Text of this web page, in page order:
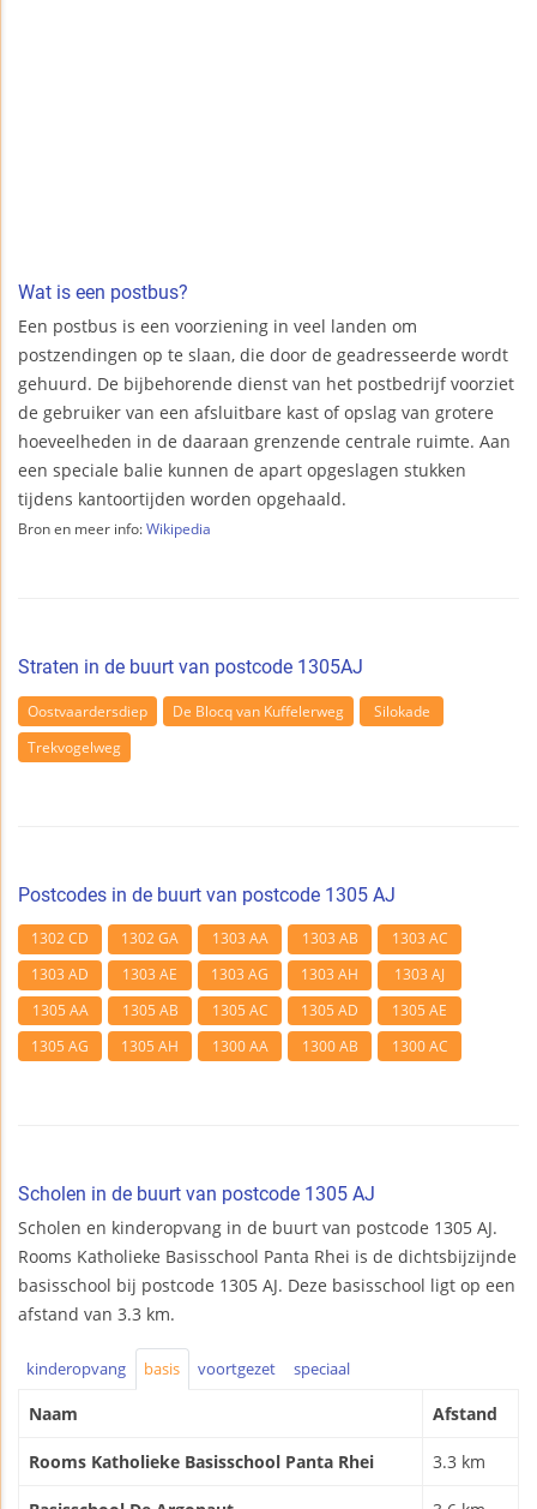
Wat is een postbus?
Een postbus is een voorziening in veel landen om
postzendingen op te slaan, die door de geadresseerde wordt
gehuurd. De bijbehorende dienst van het postbedrijf voorziet
de gebruiker van een afsluitbare kast of opslag van grotere
hoeveelheden in de daaraan grenzende centrale ruimte. Aan
een speciale balie kunnen de apart opgeslagen stukken
tijdens kantoortijden worden opgehaald.
Bron en meer info: Wikipedia
Straten in de buurt van postcode 1305AJ
Oostvaardersdiep De Blocq van Kuffelerweg
Silokade
Trekvogelweg
Postcodes in de buurt van postcode 1305 AJ
1302 CD 1302 GA 1303 AA 1303 AB
1303 AC
1303 AD
1303 AE 1303 AG 1303 AH
1303 AJ
1305 AA
1305 AB 1305 AC 1305 AD
1305 AE
1305 AG
1305 AH 1300 AA 1300 AB 1300 AC
Scholen in de buurt van postcode 1305 AJ
Scholen en kinderopvang in de buurt van postcode 1305 AJ.
Rooms Katholieke Basisschool Panta Rhei is de dichtsbijzijnde
basisschool bij postcode 1305 AJ. Deze basisschool ligt op een
afstand van 3.3 km.
kinderopvang basis voortgezet speciaal
Naam Afstand
Rooms Katholieke Basisschool Panta Rhei 3.3 km